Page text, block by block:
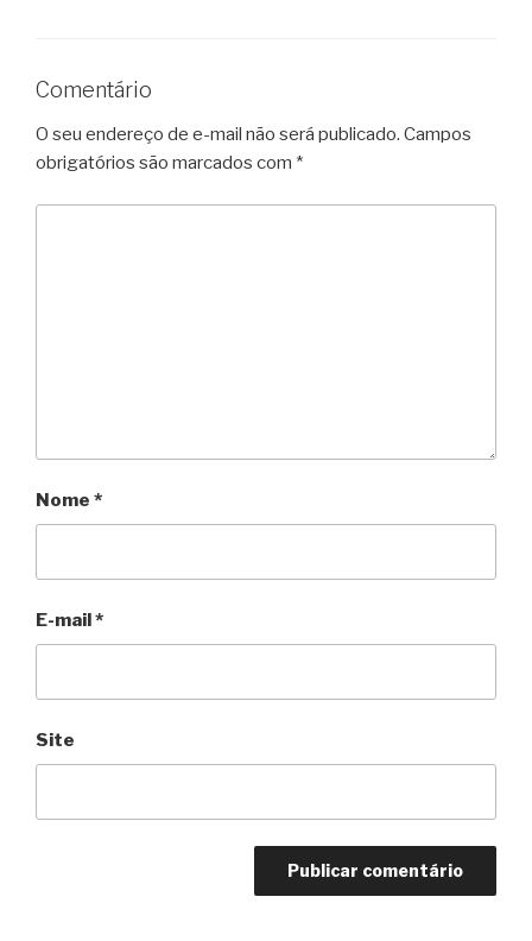
Comentário
O seu endereço de e-mail não será publicado. Campos
obrigatórios são marcados com *
Nome *
E-mail*
Site